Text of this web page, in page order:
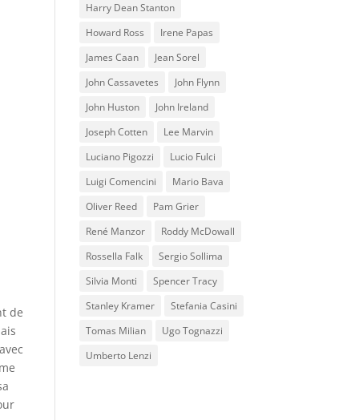
de
Harry Dean Stanton
Howard Ross
Irene Papas
James Caan
Jean Sorel
John Cassavetes
John Flynn
John Huston
John Ireland
Joseph Cotten
Lee Marvin
Luciano Pigozzi
Lucio Fulci
Luigi Comencini
Mario Bava
Oliver Reed
Pam Grier
René Manzor
Roddy McDowall
Rossella Falk
Sergio Sollima
Silvia Monti
Spencer Tracy
Stanley Kramer
Stefania Casini
Tomas Milian
Ugo Tognazzi
Umberto Lenzi